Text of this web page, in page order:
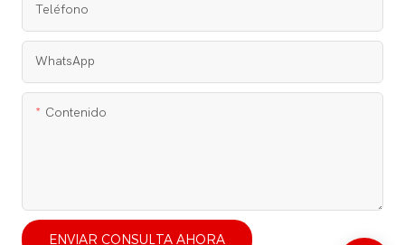
Teléfono
WhatsApp
Contenido
ENVIAR CONSULTA AHORA